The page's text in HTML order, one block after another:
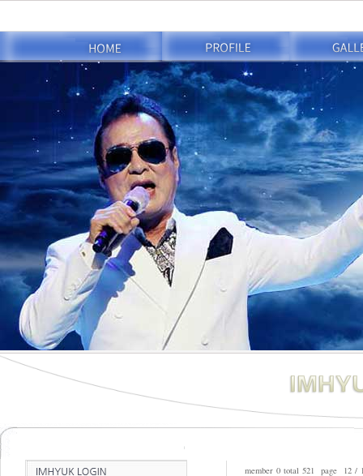
member 0 total 521 page 12 /